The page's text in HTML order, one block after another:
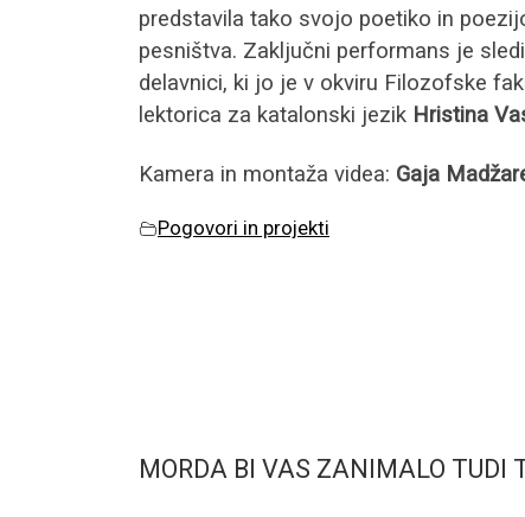
predstavila tako svojo poetiko in
pesništva. Zaključni performans je
delavnici, ki jo je v okviru Filozofske
lektorica za katalonski jezik Hristina
Kamera in montaža videa: Gaja
Pogovori in projekti
MORDA BI VAS ZANIMALO TUDI